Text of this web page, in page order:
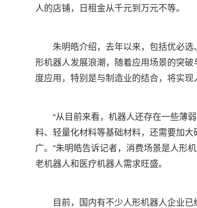
人的店铺，日租金从千元到万元不等。
朱明皓介绍，去年以来，包括优必
形机器人发展浪潮，随着应用场景的突
度应用，特别是与制造业的结合，将实现
“从目前来看，机器人还存在一些薄
料、轻量化材料等基础材料，还需要加
广。”朱明皓告诉记者，消费场景是人形
老机器人和医疗机器人需求旺盛。
目前，国内有不少人形机器人企业